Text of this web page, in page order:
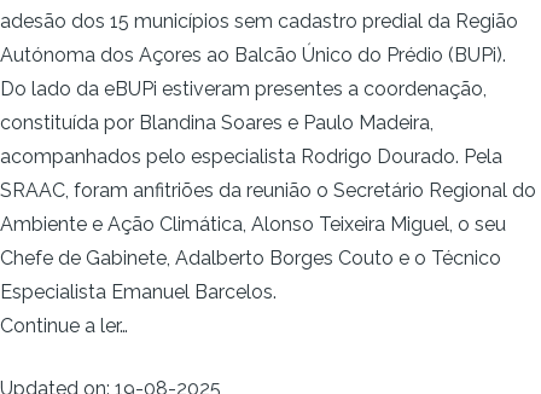
adesão dos 15 municípios sem cadastro predial da Região
Autónoma dos Açores ao Balcão Único do Prédio (BUPi).
Do lado da eBUPi estiveram presentes a coordenação,
constituída por Blandina Soares e Paulo Madeira,
acompanhados pelo especialista Rodrigo Dourado. Pela
SRAAC, foram anfitriões da reunião o Secretário Regional do
Ambiente e Ação Climática, Alonso Teixeira Miguel, o seu
Chefe de Gabinete, Adalberto Borges Couto e o Técnico
Especialista Emanuel Barcelos.
Continue a ler…
Updated on: 19-08-2025